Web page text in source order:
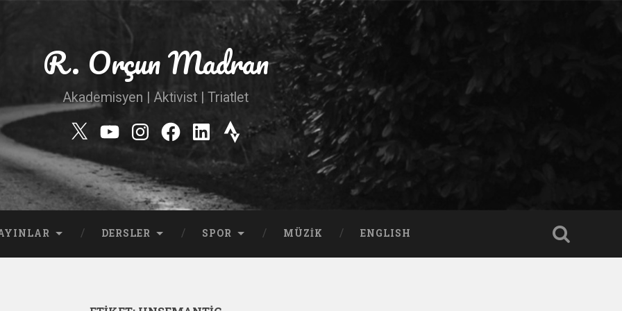
R. Orçun Madran
Akademisyen | Aktivist | Triatlet
Twitter
YouTube
Instagram
Facebook
Linkedin
Strava
DERSLER SPOR MÜZIK ENGLISH